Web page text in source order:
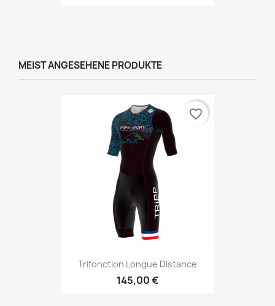
MEIST ANGESEHENE PRODUKTE
Trifonction Longue Distance
145,00 €
favorite_border